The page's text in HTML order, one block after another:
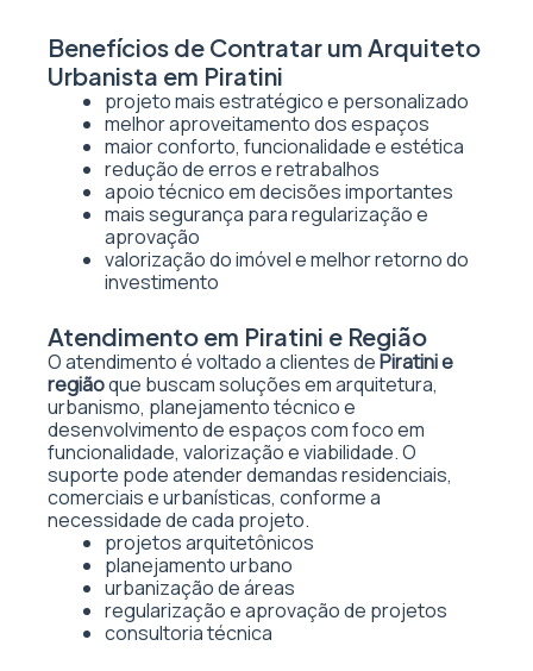
Benefícios de Contratar um Arquiteto
Urbanista em Piratini
projeto mais estratégico e personalizado
melhor aproveitamento dos espaços
maior conforto, funcionalidade e estética
redução de erros e retrabalhos
apoio técnico em decisões importantes
mais segurança para regularização e
aprovação
valorização do imóvel e melhor retorno do
investimento
Atendimento em Piratini e Região
O atendimento é voltado a clientes dePiratini e
regiãoque buscam soluções em arquitetura,
urbanismo, planejamento técnico e
desenvolvimento de espaços com foco em
funcionalidade, valorização e viabilidade. O
suporte pode atender demandas residenciais,
comerciais e urbanísticas, conforme a
necessidade de cada projeto.
projetos arquitetônicos
planejamento urbano
urbanização de áreas
regularização e aprovação de projetos
consultoria técnica